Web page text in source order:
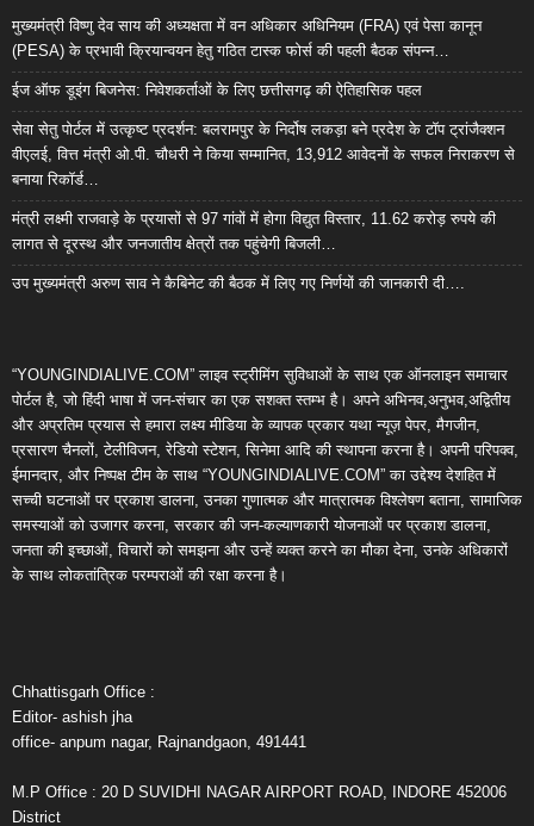
मुख्यमंत्री विष्णु देव साय की अध्यक्षता में वन अधिकार अधिनियम (FRA) एवं पेसा कानून
(PESA) के प्रभावी क्रियान्वयन हेतु गठित टास्क फोर्स की पहली बैठक संपन्न…
ईज ऑफ डूइंग बिजनेस: निवेशकर्ताओं के लिए छत्तीसगढ़ की ऐतिहासिक पहल
सेवा सेतु पोर्टल में उत्कृष्ट प्रदर्शन: बलरामपुर के निर्दोष लकड़ा बने प्रदेश के टॉप ट्रांजैक्शन
वीएलई, वित्त मंत्री ओ.पी. चौधरी ने किया सम्मानित, 13,912 आवेदनों के सफल निराकरण से
बनाया रिकॉर्ड…
मंत्री लक्ष्मी राजवाड़े के प्रयासों से 97 गांवों में होगा विद्युत विस्तार, 11.62 करोड़ रुपये की
लागत से दूरस्थ और जनजातीय क्षेत्रों तक पहुंचेगी बिजली…
उप मुख्यमंत्री अरुण साव ने कैबिनेट की बैठक में लिए गए निर्णयों की जानकारी दी….
“YOUNGINDIALIVE.COM” लाइव स्ट्रीमिंग सुविधाओं के साथ एक ऑनलाइन समाचार
पोर्टल है, जो हिंदी भाषा में जन-संचार का एक सशक्त स्तम्भ है। अपने अभिनव,अनुभव,अद्वितीय
और अप्रतिम प्रयास से हमारा लक्ष्य मीडिया के व्यापक प्रकार यथा न्यूज़ पेपर, मैगजीन,
प्रसारण चैनलों, टेलीविजन, रेडियो स्टेशन, सिनेमा आदि की स्थापना करना है। अपनी परिपक्व,
ईमानदार, और निष्पक्ष टीम के साथ “YOUNGINDIALIVE.COM” का उद्देश्य देशहित में
सच्ची घटनाओं पर प्रकाश डालना, उनका गुणात्मक और मात्रात्मक विश्लेषण बताना, सामाजिक
समस्याओं को उजागर करना, सरकार की जन-कल्याणकारी योजनाओं पर प्रकाश डालना,
जनता की इच्छाओं, विचारों को समझना और उन्हें व्यक्त करने का मौका देना, उनके अधिकारों
के साथ लोकतांत्रिक परम्पराओं की रक्षा करना है।
Chhattisgarh Office :
Editor- ashish jha
office- anpum nagar, Rajnandgaon, 491441
M.P Office : 20 D SUVIDHI NAGAR AIRPORT ROAD, INDORE 452006
District